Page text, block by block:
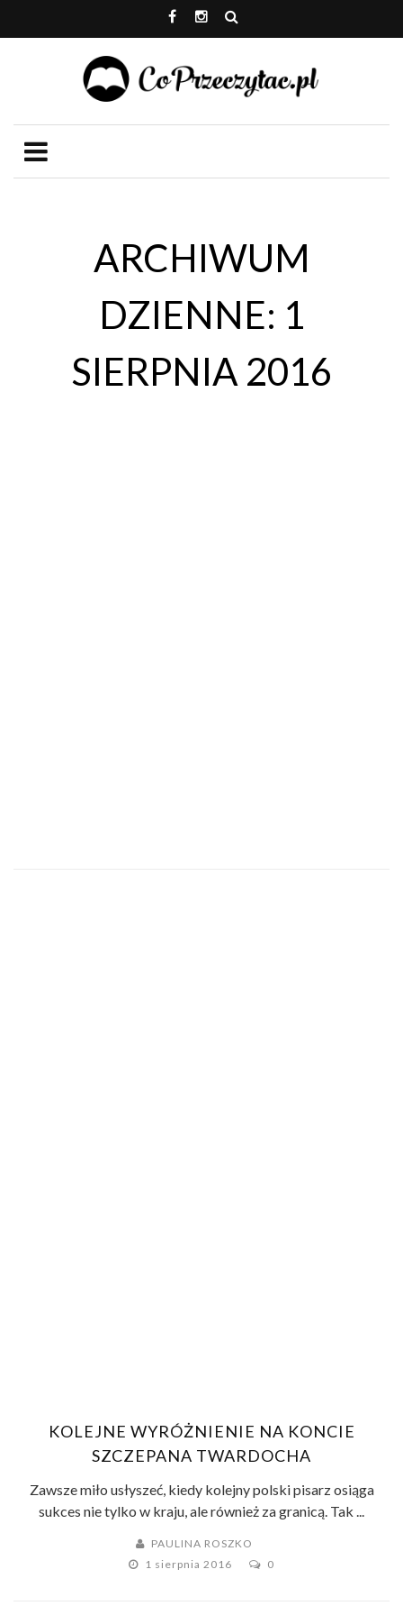
ARCHIWUM
DZIENNE: 1
SIERPNIA 2016
KOLEJNE WYRÓŻNIENIE NA KONCIE
SZCZEPANA TWARDOCHA
Zawsze miło usłyszeć, kiedy kolejny polski pisarz osiąga
sukces nie tylko w kraju, ale również za granicą. Tak ...
PAULINA ROSZKO
1 sierpnia 2016
0